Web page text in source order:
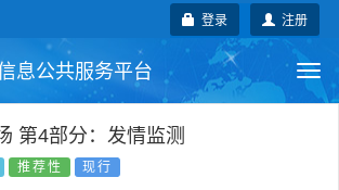
注册
登录
息公共服务平台
行业标准
第4部分：发情监测
推荐性 现行